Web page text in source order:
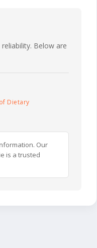
Below are
Dietary
Our
is a trusted